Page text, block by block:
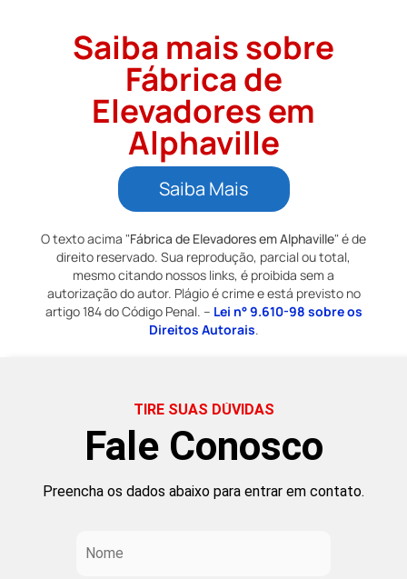
Saiba mais sobre
Fábrica de
Elevadores em
Alphaville
Saiba Mais
O texto acima "Fábrica de Elevadores em Alphaville" é de
direito reservado. Sua reprodução, parcial ou total,
mesmo citando nossos links, é proibida sem a
autorização do autor. Plágio é crime e está previsto no
artigo 184 do Código Penal. – Lei n° 9.610-98 sobre os
Direitos Autorais.
TIRE SUAS DÚVIDAS
Fale Conosco
Preencha os dados abaixo para entrar em contato.